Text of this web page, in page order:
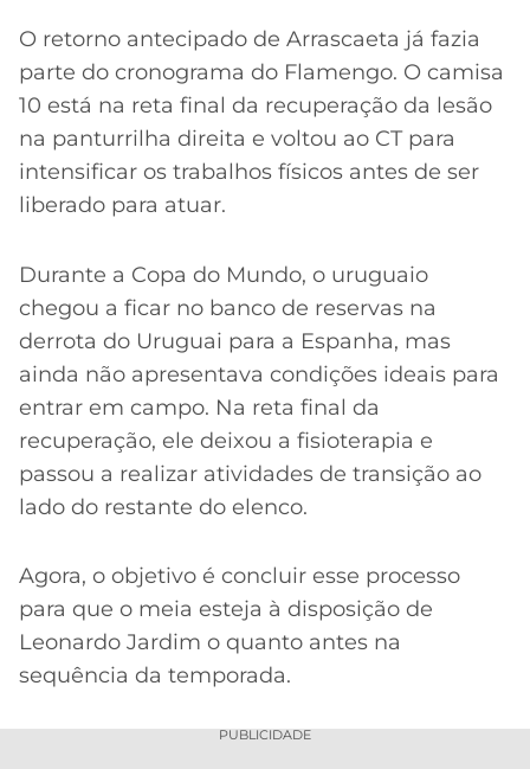
O retorno antecipado de Arrascaeta já fazia
parte do cronograma do Flamengo. O camisa
10 está na reta final da recuperação da lesão
na panturrilha direita e voltou ao CT para
intensificar os trabalhos físicos antes de ser
liberado para atuar.
Durante a Copa do Mundo, o uruguaio
chegou a ficar no banco de reservas na
derrota do Uruguai para a Espanha, mas
ainda não apresentava condições ideais para
entrar em campo. Na reta final da
recuperação, ele deixou a fisioterapia e
passou a realizar atividades de transição ao
lado do restante do elenco.
Agora, o objetivo é concluir esse processo
para que o meia esteja à disposição de
Leonardo Jardim o quanto antes na
sequência da temporada.
PUBLICIDADE